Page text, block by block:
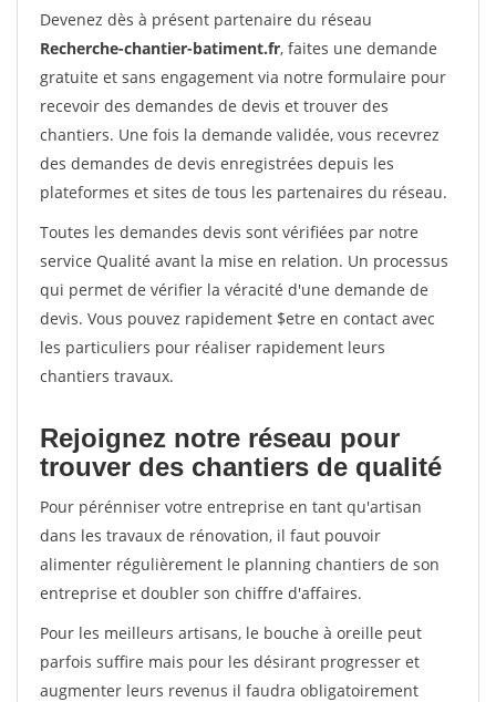
Devenez dès à présent partenaire du réseau
Recherche-chantier-batiment.fr, faites une demande
gratuite et sans engagement via notre formulaire pour
recevoir des demandes de devis et trouver des
chantiers. Une fois la demande validée, vous recevrez
des demandes de devis enregistrées depuis les
plateformes et sites de tous les partenaires du réseau.
Toutes les demandes devis sont vérifiées par notre
service Qualité avant la mise en relation. Un processus
qui permet de vérifier la véracité d'une demande de
devis. Vous pouvez rapidement $etre en contact avec
les particuliers pour réaliser rapidement leurs
chantiers travaux.
Rejoignez notre réseau pour
trouver des chantiers de qualité
Pour pérénniser votre entreprise en tant qu'artisan
dans les travaux de rénovation, il faut pouvoir
alimenter régulièrement le planning chantiers de son
entreprise et doubler son chiffre d'affaires.
Pour les meilleurs artisans, le bouche à oreille peut
parfois suffire mais pour les désirant progresser et
augmenter leurs revenus il faudra obligatoirement